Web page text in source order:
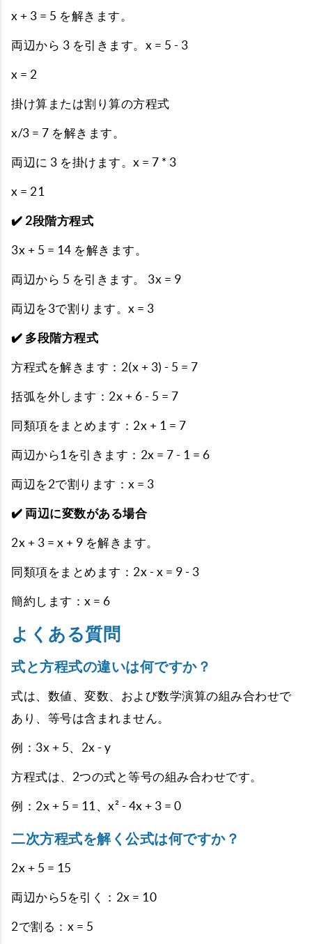
x + 3 = 5 を解きます。
両辺から 3 を引きます。x = 5 - 3
x = 2
掛け算または割り算の方程式
x/3 = 7 を解きます。
両辺に 3 を掛けます。x = 7 * 3
x = 21
✔️ 2段階方程式
3x + 5 = 14 を解きます。
両辺から 5 を引きます。 3x = 9
両辺を3で割ります。x = 3
✔️ 多段階方程式
方程式を解きます：2(x + 3) - 5 = 7
括弧を外します：2x + 6 - 5 = 7
同類項をまとめます：2x + 1 = 7
両辺から1を引きます：2x = 7 - 1 = 6
両辺を2で割ります：x = 3
✔️ 両辺に変数がある場合
2x + 3 = x + 9 を解きます。
同類項をまとめます：2x - x = 9 - 3
簡約します：x = 6
よくある質問
式と方程式の違いは何ですか？
式は、数値、変数、および数学演算の組み合わせで
あり、等号は含まれません。
例：3x + 5、2x - y
方程式は、2つの式と等号の組み合わせです。
例：2x + 5 = 11、x² - 4x + 3 = 0
二次方程式を解く公式は何ですか？
2x + 5 = 15
両辺から5を引く：2x = 10
2で割る：x = 5